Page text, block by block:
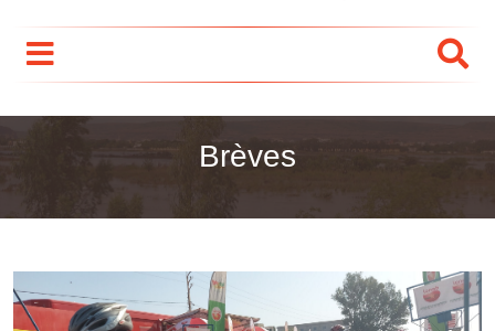
Brèves